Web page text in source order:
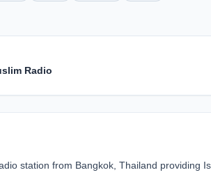
Radio
station from Bangkok, Thailand providing